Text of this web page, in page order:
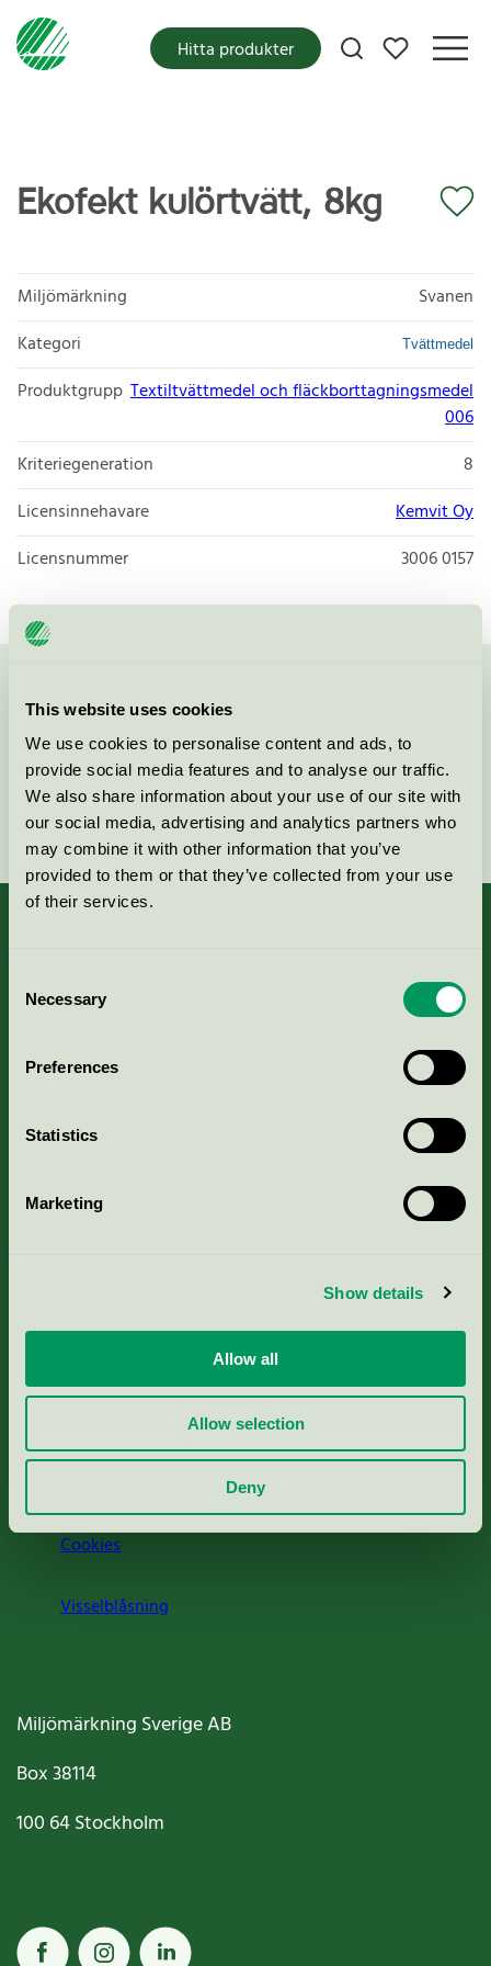
This website uses cookies
We use cookies to personalise content and ads, to
provide social media features and to analyse our traffic.
We also share information about your use of our site with
our social media, advertising and analytics partners who
may combine it with other information that you’ve
provided to them or that they’ve collected from your use
of their services.
Selection
Necessary
Preferences
Statistics
Marketing
Show details
Allow all
Allow selection
Deny
Mina favoriter
Hitta produkter
Ekofekt kulörtvätt, 8kg
Miljömärkning
Svanen
Kategori
Tvättmedel
Produktgrupp Textiltvättmedel och fläckborttagningsmedel
006
Kriteriegeneration
8
Licensinnehavare
Kemvit Oy
Licensnummer
3006 0157
Kontakta oss på08-55 55 24 00
Fortsätt
Kriterier, ansökan & avgifter
Cookies
Visselblåsning
Miljömärkning Sverige AB
Box38114
100 64Stockholm